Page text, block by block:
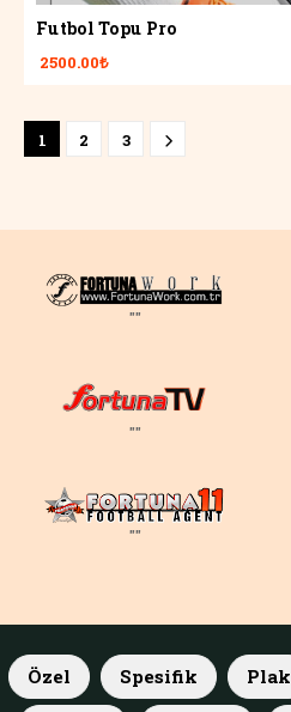
Futbol Topu Pro
2500.00₺
1 2 3
""
""
""
Özel Spesifik Plak